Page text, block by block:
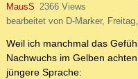
MausS 2366 Views
bearbeitet von D-Marker,
Weil ich manchmal das
Nachwuchs im Gelben
jüngere Sprache: